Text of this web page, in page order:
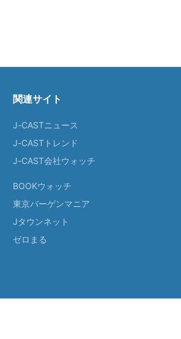
関連サイト
J-CASTニュース
J-CASTトレンド
J-CAST会社ウォッチ
BOOKウォッチ
東京バーゲンマニア
Jタウンネット
ゼロまる